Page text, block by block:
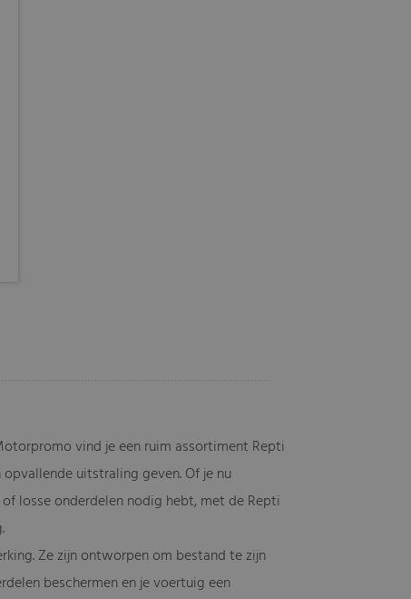
vind je een ruim assortiment Repti
uitstraling geven. Of je nu
losse onderdelen nodig hebt, met de Repti
Ze zijn ontworpen om bestand te zijn
beschermen en je voertuig een